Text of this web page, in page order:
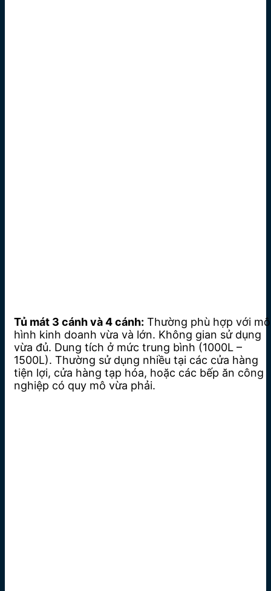
Tủ mát 3 cánh và 4 cánh: Thường phù hợp với mô
hình kinh doanh vừa và lớn. Không gian sử dụng
vừa đủ. Dung tích ở mức trung bình (1000L –
1500L). Thường sử dụng nhiều tại các cửa hàng
tiện lợi, cửa hàng tạp hóa, hoặc các bếp ăn công
nghiệp có quy mô vừa phải.